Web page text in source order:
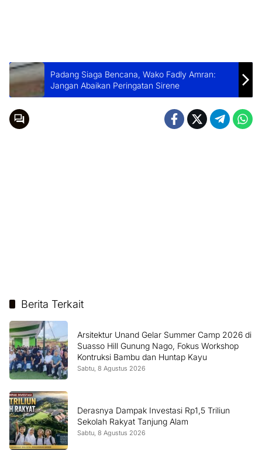
Padang Siaga Bencana, Wako Fadly Amran:
Jangan Abaikan Peringatan Sirene
Berita Terkait
Arsitektur Unand Gelar Summer Camp 2026 di
Suasso Hill Gunung Nago, Fokus Workshop
Kontruksi Bambu dan Huntap Kayu
Sabtu, 8 Agustus 2026
Derasnya Dampak Investasi Rp1,5 Triliun
Sekolah Rakyat Tanjung Alam
Sabtu, 8 Agustus 2026